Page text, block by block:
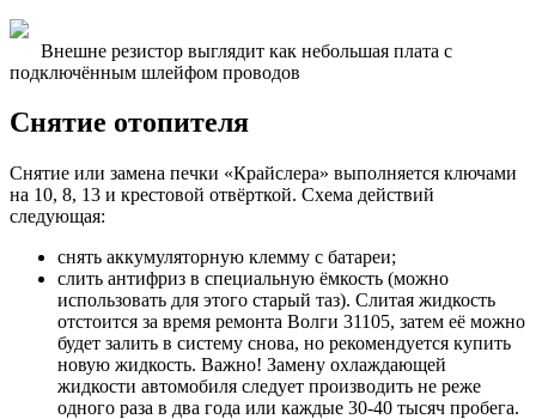
Внешне резистор выглядит как небольшая плата с
подключённым шлейфом проводов
Снятие отопителя
Снятие или замена печки «Крайслера» выполняется ключами
на 10, 8, 13 и крестовой отвёрткой. Схема действий
следующая:
снять аккумуляторную клемму с батареи;
слить антифриз в специальную ёмкость (можно
использовать для этого старый таз). Слитая жидкость
отстоится за время ремонта Волги 31105, затем её можно
будет залить в систему снова, но рекомендуется купить
новую жидкость. Важно! Замену охлаждающей
жидкости автомобиля следует производить не реже
одного раза в два года или каждые 30-40 тысяч пробега.